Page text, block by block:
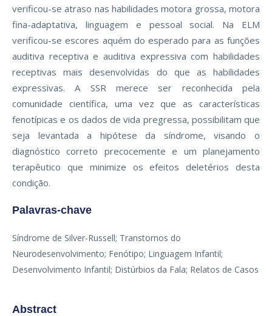
verificou-se atraso nas habilidades motora grossa, motora
fina-adaptativa, linguagem e pessoal social. Na ELM
verificou-se escores aquém do esperado para as funções
auditiva receptiva e auditiva expressiva com habilidades
receptivas mais desenvolvidas do que as habilidades
expressivas. A SSR merece ser reconhecida pela
comunidade científica, uma vez que as características
fenotípicas e os dados de vida pregressa, possibilitam que
seja levantada a hipótese da síndrome, visando o
diagnóstico correto precocemente e um planejamento
terapêutico que minimize os efeitos deletérios desta
condição.
Palavras-chave
Síndrome de Silver-Russell; Transtornos do
Neurodesenvolvimento; Fenótipo; Linguagem Infantil;
Desenvolvimento Infantil; Distúrbios da Fala; Relatos de Casos
Abstract